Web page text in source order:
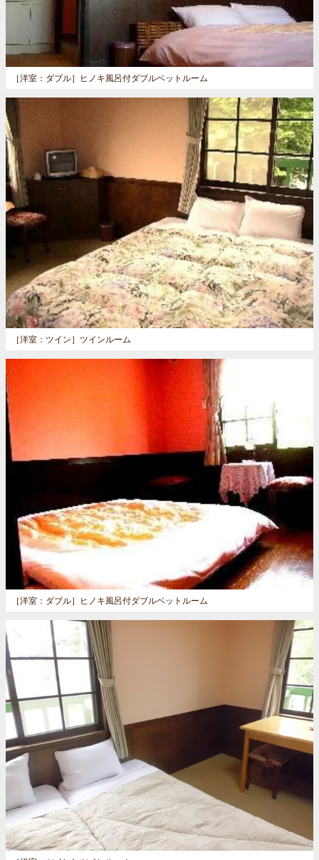
［洋室：ダブル］ ヒノキ風呂付ダブルベットルーム
［洋室：ツイン］ ツインルーム
［洋室：ダブル］ ヒノキ風呂付ダブルベットルーム